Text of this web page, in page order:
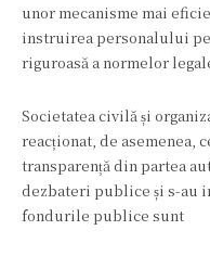
unor mecanisme mai
instruirea personalului
riguroasă a normelor
Societatea civilă și
reacționat, de asemenea,
transparență din partea
dezbateri publice și s-au
fondurile publice sunt